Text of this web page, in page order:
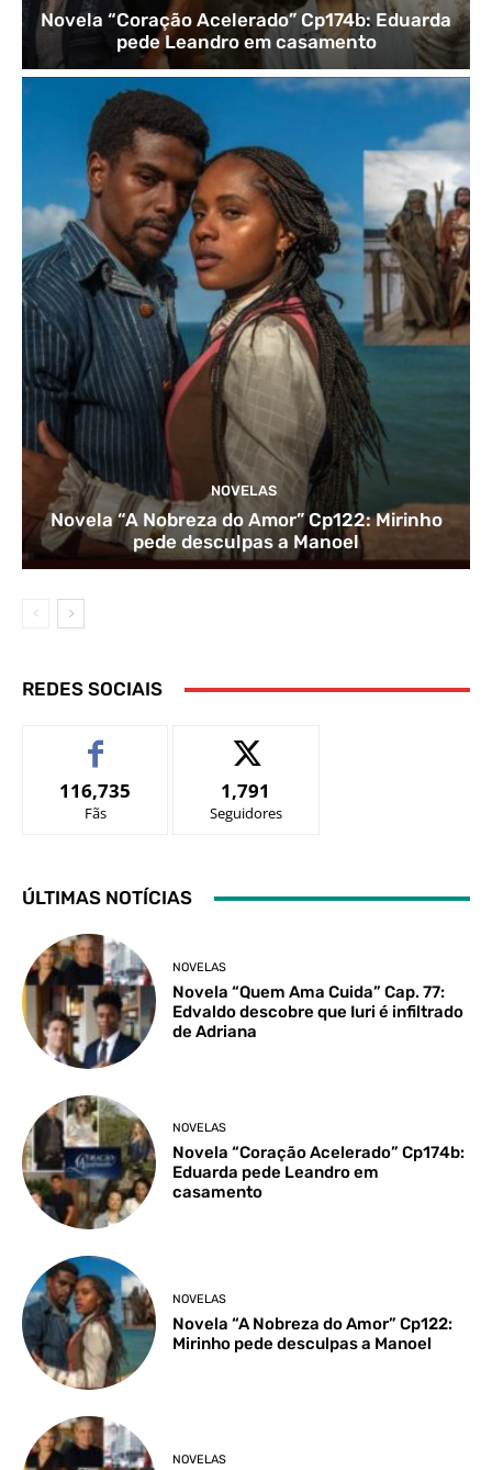
Novela “Coração Acelerado” Cp174b: Eduarda
pede Leandro em casamento
NOVELAS
Novela “A Nobreza do Amor” Cp122: Mirinho
pede desculpas a Manoel
REDES SOCIAIS
116,735
Fãs
1,791
Seguidores
ÚLTIMAS NOTÍCIAS
NOVELAS
Novela “Quem Ama Cuida” Cap. 77:
Edvaldo descobre que Iuri é infiltrado
de Adriana
NOVELAS
Novela “Coração Acelerado” Cp174b:
Eduarda pede Leandro em
casamento
NOVELAS
Novela “A Nobreza do Amor” Cp122:
Mirinho pede desculpas a Manoel
NOVELAS